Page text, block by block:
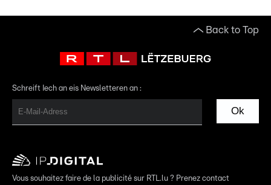
Back to Top
Schreift Iech an eis Newsletteren an :
Ok
Vous souhaitez faire de la publicité sur RTL.lu ? Prenez contact